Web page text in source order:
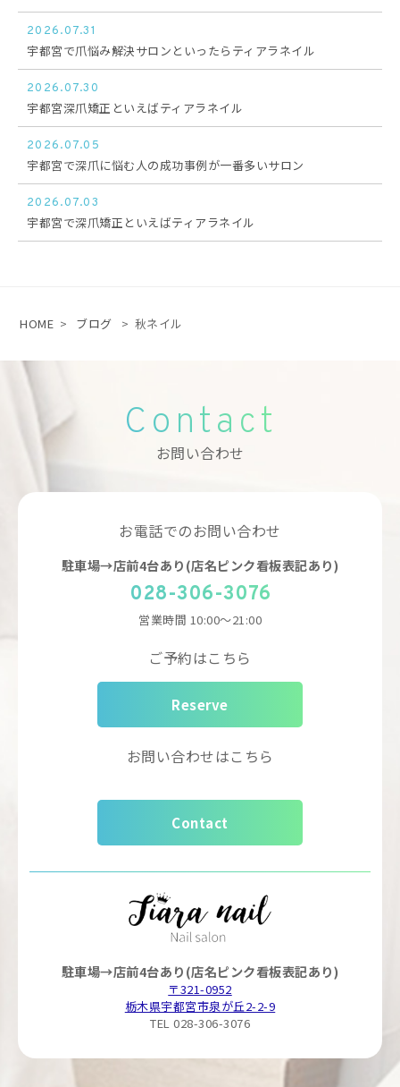
2026.07.31
宇都宮で爪悩み解決サロンといったらティアラネイル
2026.07.30
宇都宮深爪矯正といえばティアラネイル
2026.07.05
宇都宮で深爪に悩む人の成功事例が一番多いサロン
2026.07.03
宇都宮で深爪矯正といえばティアラネイル
HOME > ブログ > 秋ネイル
Contact
お問い合わせ
お電話でのお問い合わせ
駐車場→店前4台あり(店名ピンク看板表記あり)
028-306-3076
営業時間 10:00～21:00
ご予約はこちら
Reserve
お問い合わせはこちら
Contact
駐車場→店前4台あり(店名ピンク看板表記あり)
〒321-0952
栃木県宇都宮市泉が丘2-2-9
TEL 028-306-3076